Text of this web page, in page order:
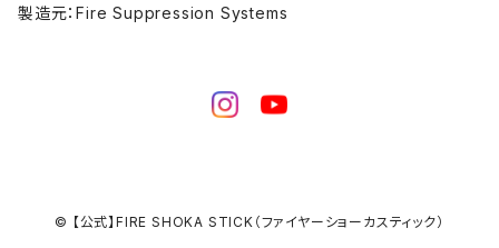
製造元：Fire Suppression Systems
© 【公式】FIRE SHOKA STICK（ファイヤーショーカスティック）